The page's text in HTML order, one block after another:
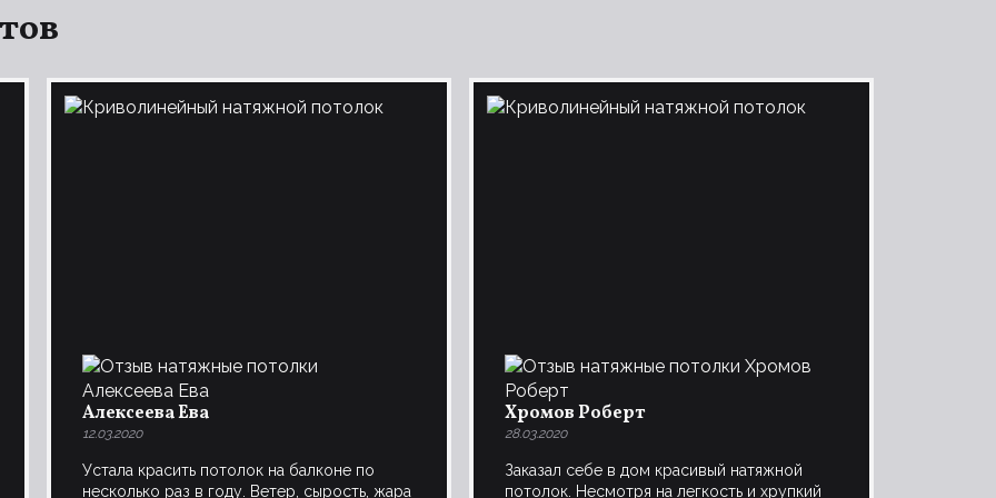
Алексеева Ева
12.03.2020
Устала красить потолок на балконе по
несколько раз в году. Ветер, сырость, жара
Хромов Роберт
28.03.2020
Заказал себе в дом красивый натяжной
потолок. Несмотря на легкость и хрупкий